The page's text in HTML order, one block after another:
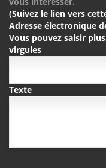
(Suivez le lien vers
Adresse électronique
Vous pouvez saisir
virgules
Texte